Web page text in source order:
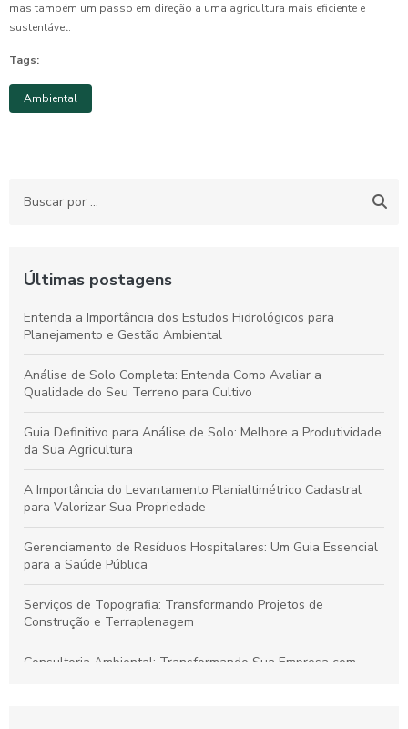
mas também um passo em direção a uma agricultura mais eficiente e
sustentável.
Tags:
Ambiental
Últimas postagens
Entenda a Importância dos Estudos Hidrológicos para
Planejamento e Gestão Ambiental
Análise de Solo Completa: Entenda Como Avaliar a
Qualidade do Seu Terreno para Cultivo
Guia Definitivo para Análise de Solo: Melhore a Produtividade
da Sua Agricultura
A Importância do Levantamento Planialtimétrico Cadastral
para Valorizar Sua Propriedade
Gerenciamento de Resíduos Hospitalares: Um Guia Essencial
para a Saúde Pública
Serviços de Topografia: Transformando Projetos de
Construção e Terraplenagem
Consultoria Ambiental: Transformando Sua Empresa com